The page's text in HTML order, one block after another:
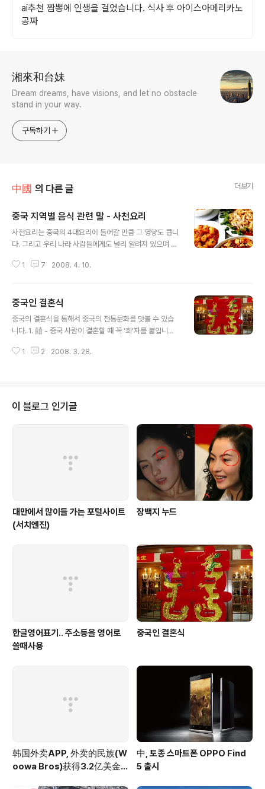
ai추천 짬뽕에 인생을 걸었습니다. 식사 후 아이스아메리카노
공짜
湘來和台妹
Dream dreams, have visions, and let no obstacle
stand in your way.
구독하기
中國 의 다른 글 더보기
중국 지역별 음식 관련 말 - 사천요리
사천요리는 중국의 4대요리에 들어갈 만큼 그 영향도 큽니
다. 그리고 우리 나라 사람들에게도 널리 알려져 있으며 입
련된 이야기를 살짝 들려 드리겠습니다. 다음편에는 광동
않고, 호남인들은 맵지 않을까봐 걱정이다. 四川人为什
么喜欢吃辣的东西。 사천인들은 왜 매운 음식을 좋아
하는가 首先辣的事物颜色看上去有食欲。 먼저 매운
说辛辣的植物里其实都含有毒品性质的成 分。 그
1 7 2008. 4. 10.
중국인 결혼식
중국의 결혼식을 통해서 중국의 전통문화를 맛볼 수 있습
니다. 1. 囍 - 중국 사람이 결혼할 때 꼭 '희'자를 붙입니다.
'囍'자입니다. 그 이유는 중국사람이 짝수를 좋아하기 때문
식장에 데려가요. 한국의 예식장에서 만난 것과 차이가 있
죠. 그리고 신랑, 신부가 타는 차를 아주 예쁘게 꾸며야합니
다. 중국 사람이 과시하는 성향이 있어서 신랑이 차가 없어
도 좋은 차를 임대해야 합니다. 어떤 차를 타는 것에 따라
이 신랑이 권위가 있는지 부자인지 아닌지 그 차로 판단하
1 2 2008. 3. 28.
이 블로그 인기글
대만에서 많이들 가는 포털사이트
(서치엔진)
장백지 누드
한글영어표기.. 주소등을 영어로
쓸때사용
중국인 결혼식
韩国外卖APP, 外卖的民族(W
oowa Bros)获得3.2亿美金
中, 토종 스마트폰 OPPO Find
5 출시